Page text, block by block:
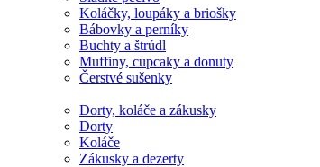
Koláčky, loupáky a briošky
Bábovky a perníky
Buchty a štrúdl
Muffiny, cupcaky a donuty
Čerstvé sušenky
Dorty, koláče a zákusky
Dorty
Koláče
Zákusky a dezerty